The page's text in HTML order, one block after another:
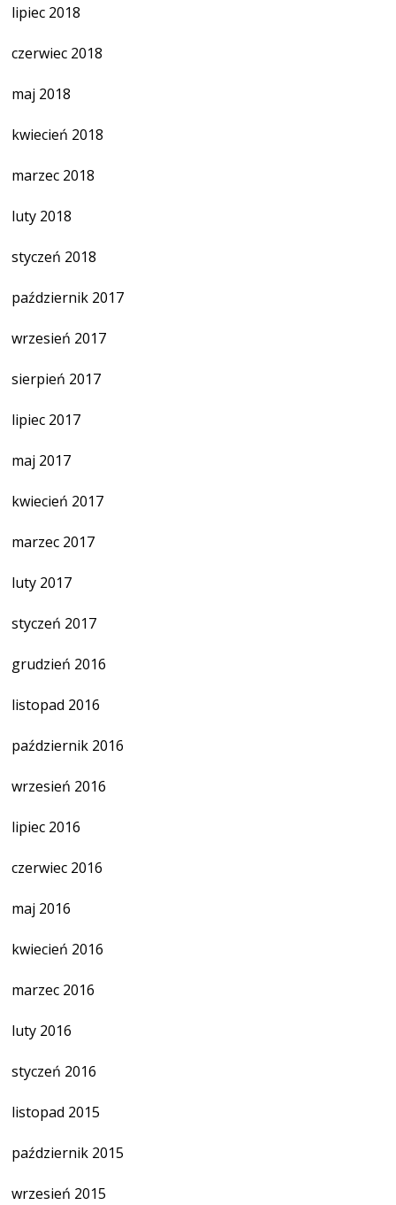
lipiec 2018
czerwiec 2018
maj 2018
kwiecień 2018
marzec 2018
luty 2018
styczeń 2018
październik 2017
wrzesień 2017
sierpień 2017
lipiec 2017
maj 2017
kwiecień 2017
marzec 2017
luty 2017
styczeń 2017
grudzień 2016
listopad 2016
październik 2016
wrzesień 2016
lipiec 2016
czerwiec 2016
maj 2016
kwiecień 2016
marzec 2016
luty 2016
styczeń 2016
listopad 2015
październik 2015
wrzesień 2015